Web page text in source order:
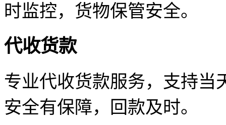
时监控，货物保管安全。
代收货款
专业代收货款服务，支持当
安全有保障，回款及时。